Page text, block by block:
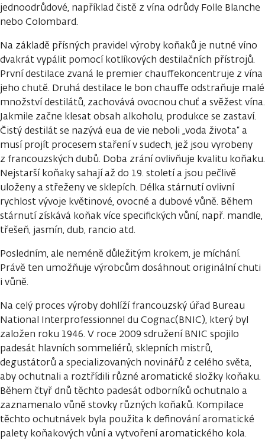
jednoodrůdové, například čistě z vína odrůdy Folle Blanche
nebo Colombard.
Na základě přísných pravidel výroby koňaků je nutné víno
dvakrát vypálit pomocí kotlíkových destilačních přístrojů.
První destilace zvaná le premier chauffekoncentruje z vína
jeho chutě. Druhá destilace le bon chauffe odstraňuje malé
množství destilátů, zachovává ovocnou chuť a svěžest vína.
Jakmile začne klesat obsah alkoholu, produkce se zastaví.
Čistý destilát se nazývá eua de vie neboli „voda života“ a
musí projít procesem staření v sudech, jež jsou vyrobeny
z francouzských dubů. Doba zrání ovlivňuje kvalitu koňaku.
Nejstarší koňaky sahají až do 19. století a jsou pečlivě
uloženy a střeženy ve sklepích. Délka stárnutí ovlivní
rychlost vývoje květinové, ovocné a dubové vůně. Během
stárnutí získává koňak více specifických vůní, např. mandle,
třešeň, jasmín, dub, rancio atd.
Posledním, ale neméně důležitým krokem, je míchání.
Právě ten umožňuje výrobcům dosáhnout originální chuti
i vůně.
Na celý proces výroby dohlíží francouzský úřad Bureau
National Interprofessionnel du Cognac(BNIC), který byl
založen roku 1946. V roce 2009 sdružení BNIC spojilo
padesát hlavních sommeliérů, sklepních mistrů,
degustátorů a specializovaných novinářů z celého světa,
aby ochutnali a roztřídili různé aromatické složky koňaku.
Během čtyř dnů těchto padesát odborníků ochutnalo a
zaznamenalo vůně stovky různých koňaků. Kompilace
těchto ochutnávek byla použita k definování aromatické
palety koňakových vůní a vytvoření aromatického kola.